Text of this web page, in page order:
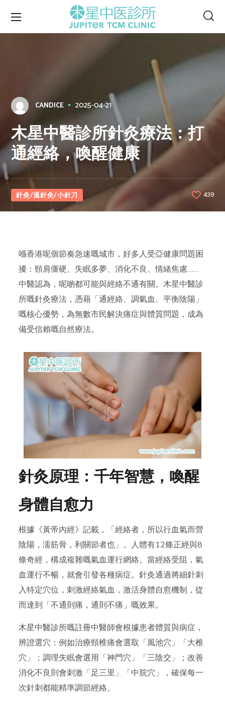
CANDICE 2025-04-21
木星中醫診所針灸療法：打
通經絡，喚醒健康
針灸/溫針灸/小針刀 439
喺香港呢個節奏急速嘅城市，好多人受亞健康問題困
擾：頸肩僵硬、失眠多夢、消化不良、情緒焦慮……
中醫認為，呢啲都可能與經絡不通有關。木星中醫診
所嘅針灸療法，憑藉「通經絡、調氣血、平衡陰陽」
嘅核心優勢，為無數市民解決痛症與體質問題，成為
備受信賴嘅自然療法。
針灸原理：千年智慧，喚醒
身體自愈力
根據《黃帝內經》記載，「經絡者，所以行血氣而營
陰陽，濡筋骨，利關節者也」。人體有12條正經與8
條奇經，構成複雜嘅氣血運行網絡。當經絡受阻，氣
血運行不暢，就會引發各種病症。針灸通過將細針刺
入特定穴位，刺激經絡氣血，激活身體自愈機制，從
而達到「不通則痛，通則不痛」嘅效果。
木星中醫診所嘅註冊中醫師會根據患者體質與病症，
辨證選穴：例如治療頸椎痛會選取「風池穴」「大椎
穴」；調理失眠會選用「神門穴」「三陰交」；改善
消化不良則會刺激「足三里」「中脘穴」，確保每一
次針刺都能精準調節經絡。